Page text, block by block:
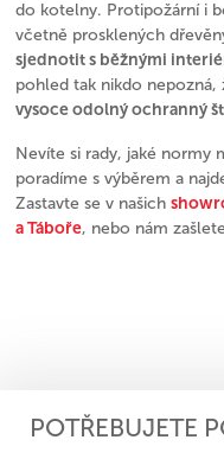
do kotelny. Protipožární i
včetně prosklených
sjednotit s běžnými
pohled tak nikdo nepozná,
vysoce odolný ochranný
Nevíte si rady, jaké normy
poradíme s výběrem a
Zastavte se v našich
a Táboře, nebo nám
POTŘEBUJETE